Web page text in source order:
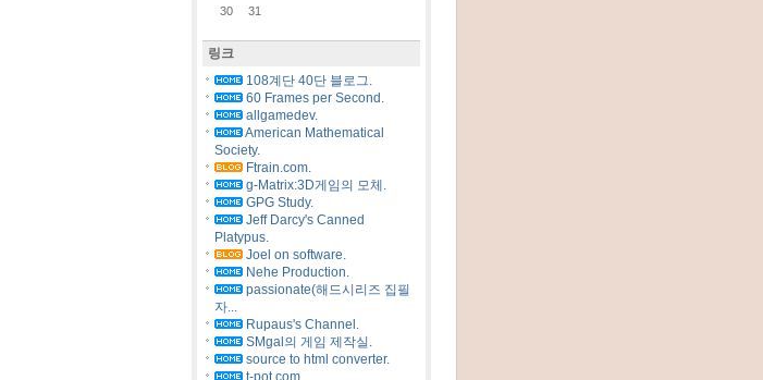
30
31
링크
108계단 40단 블로그.
60 Frames per Second.
allgamedev.
American Mathematical
Society.
Ftrain.com.
g-Matrix:3D게임의 모체.
GPG Study.
Jeff Darcy's Canned
Platypus.
Joel on software.
Nehe Production.
passionate(해드시리즈 집필
자...
Rupaus's Channel.
SMgal의 게임 제작실.
source to html converter.
t-pot.com.